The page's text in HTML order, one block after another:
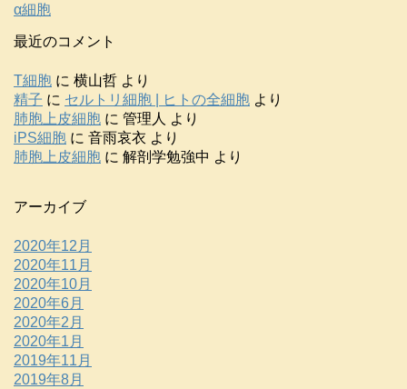
α細胞
最近のコメント
T細胞 に 横山哲 より
精子 に セルトリ細胞 | ヒトの全細胞 より
肺胞上皮細胞 に 管理人 より
iPS細胞 に 音雨哀衣 より
肺胞上皮細胞 に 解剖学勉強中 より
アーカイブ
2020年12月
2020年11月
2020年10月
2020年6月
2020年2月
2020年1月
2019年11月
2019年8月